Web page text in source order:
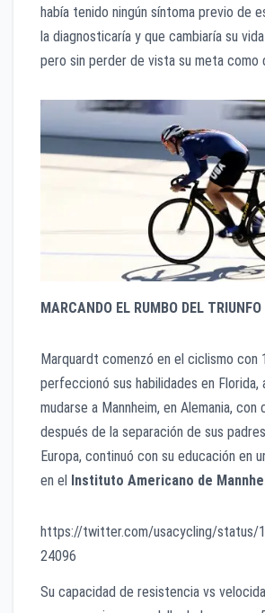
había tenido ningún síntoma previo de
la diagnosticaría y que cambiaría su
pero sin perder de vista su meta como
MARCANDO EL RUMBO DEL TRIUNFO
Marquardt comenzó en el ciclismo con
perfeccionó sus habilidades en Florida,
mudarse a Mannheim, en Alemania, con
después de la separación de sus
Europa, continuó con su educación en
en el
Instituto Americano de
https://twitter.com/usacycling/status/
24096
Su capacidad de resistencia vs